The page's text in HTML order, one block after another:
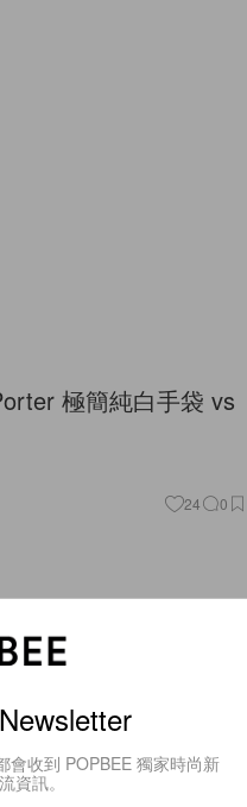
極簡純白手袋 vs
24 0
會收到 POPBEE 獨家時尚新
資訊。